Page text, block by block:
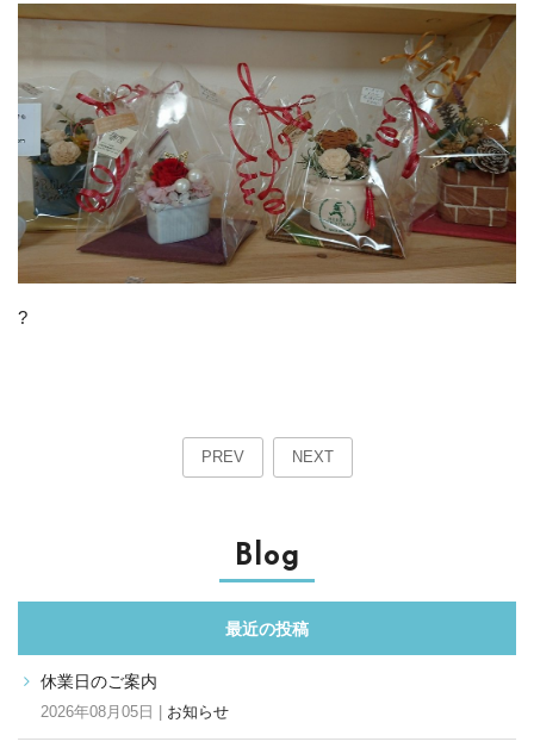
?
PREV NEXT
Blog
最近の投稿
休業日のご案内
2026年08月05日 | お知らせ